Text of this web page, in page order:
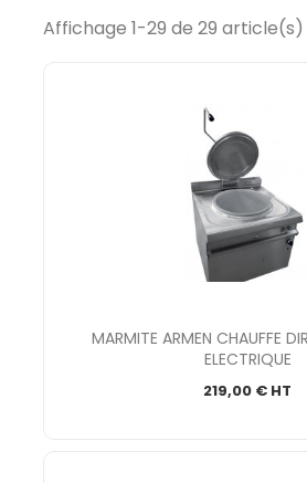
Affichage 1-29 de 29 article(s)
MARMITE ARMEN CHAUFFE
ELECTRIQUE
219,00 € HT